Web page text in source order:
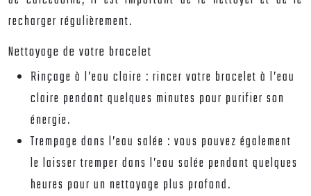
recharger régulièrement.
Nettoyage de votre bracelet
Rinçage à l’eau claire : rincer votre bracelet à l’eau
claire pendant quelques minutes pour purifier son
énergie.
Trempage dans l’eau salée : vous pouvez également
le laisser tremper dans l’eau salée pendant quelques
heures pour un nettoyage plus profond.